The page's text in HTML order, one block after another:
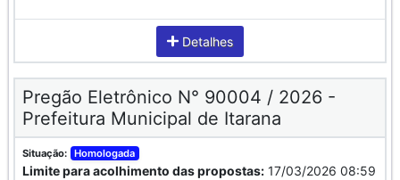
Detalhes
Pregão Eletrônico N° 90004 / 2026 -
Prefeitura Municipal de Itarana
Situação: Homologada
Limite para acolhimento das propostas: 17/03/2026 08:59